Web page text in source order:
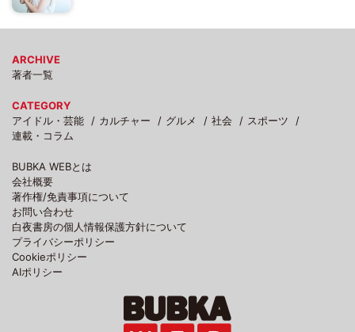
ARCHIVE
著者一覧
CATEGORY
アイドル・芸能
カルチャー グルメ 社会
スポーツ
連載・コラム
BUBKA WEBとは
会社概要
著作権/免責事項について
お問い合わせ
白夜書房の個人情報保護方針について
プライバシーポリシー
Cookieポリシー
AIポリシー